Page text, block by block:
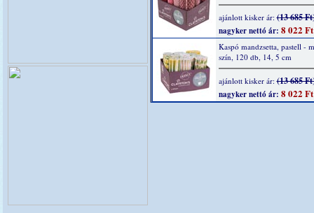
ajánlott kisker ár:(13 685
nagyker nettó ár: 8 022 Ft
Kaspó mandzsetta, pastell -
szín, 120 db, 14, 5 cm
ajánlott kisker ár:(13 685
nagyker nettó ár: 8 022 Ft